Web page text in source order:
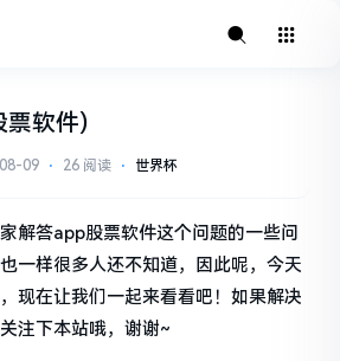
票软件)
09 ⋅ 26 阅读 ⋅ 世界杯
解答app股票软件这个问题的一些问
一样很多人还不知道，因此呢，今天
现在让我们一起来看看吧！如果解决
注下本站哦，谢谢~